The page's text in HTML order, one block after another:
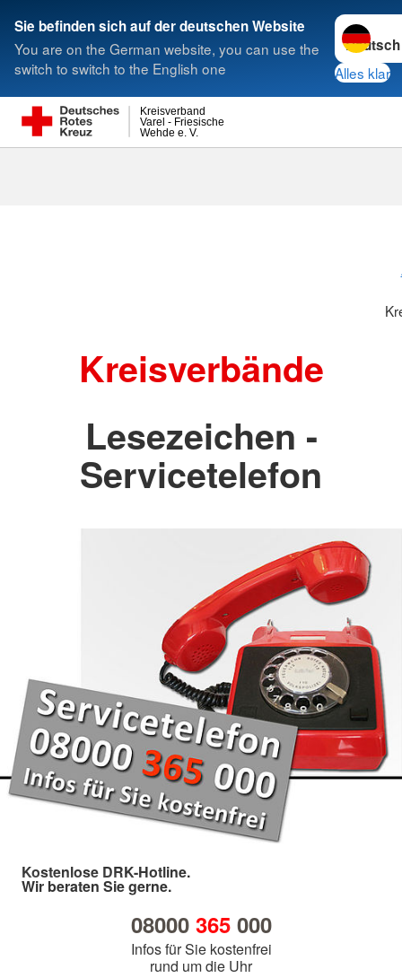
Sie befinden sich auf der deutschen Website
You are on the German website, you can use the
switch to switch to the English one
Sprache
Alles klar
Wehde e. V.
Varel - Friesische
Kreisverband
Suche
Kreisverbände
Lesezeichen -
Servicetelefon
Kostenlose DRK-Hotline.
Wir beraten Sie gerne.
08000 365000
Infos für Sie kostenfrei
rund um die Uhr